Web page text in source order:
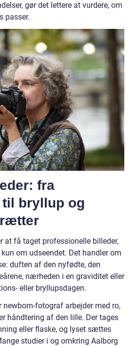
gør det lettere at vurdere, om
passer.
fra
bryllup og
at få taget professionelle billeder,
om udseendet. Det handler om
duften af den nyfødte, den
nærheden i en graviditet eller
eller bryllupsdagen.
newborn-fotograf arbejder med ro,
håndtering af den lille. Der tages
eller flaske, og lyset sættes
studier i og omkring Aalborg